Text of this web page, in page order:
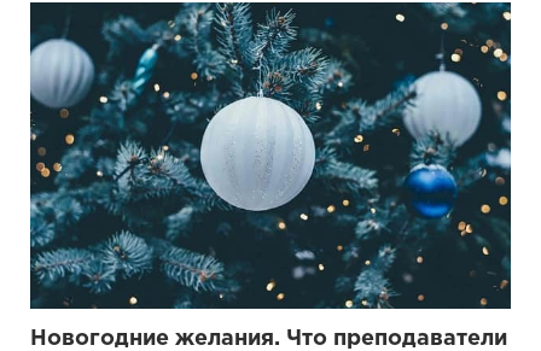
Новогодние желания. Что преподаватели